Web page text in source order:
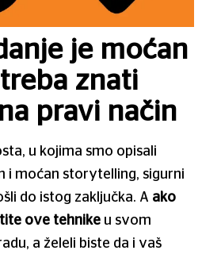
je moćan
znati
pravi način
u kojima smo opisali
i moćan storytelling, sigurni
do istog zaključka. A ako
ove tehnikeu svom
a želeli biste da i vaš